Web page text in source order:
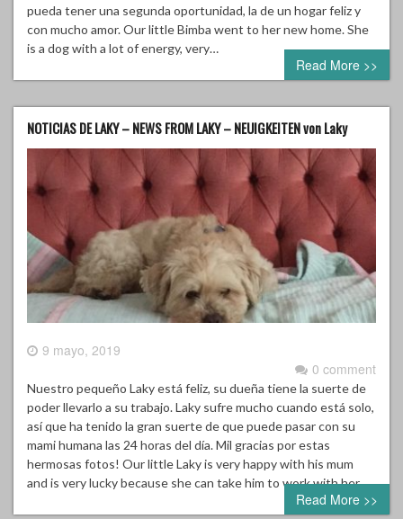
pueda tener una segunda oportunidad, la de un hogar feliz y
con mucho amor. Our little Bimba went to her new home. She
is a dog with a lot of energy, very…
Read More >>
NOTICIAS DE LAKY – NEWS FROM LAKY – NEUIGKEITEN von Laky
9 mayo, 2019
0 comment
Nuestro pequeño Laky está feliz, su dueña tiene la suerte de
poder llevarlo a su trabajo. Laky sufre mucho cuando está solo,
así que ha tenido la gran suerte de que puede pasar con su
mami humana las 24 horas del día. Mil gracias por estas
hermosas fotos! Our little Laky is very happy with his mum
and is very lucky because she can take him to work with her….
Read More >>